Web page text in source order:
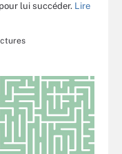
lui succéder. Lire